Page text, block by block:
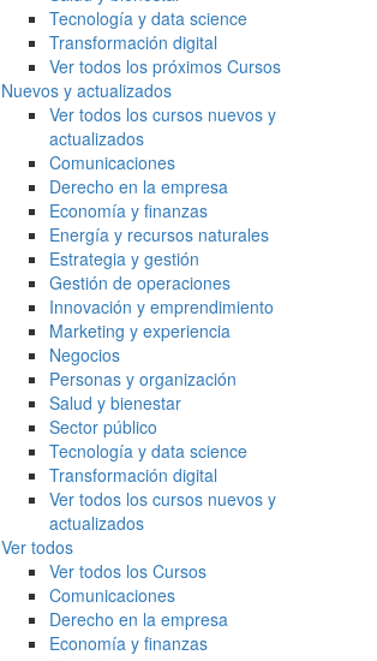
Tecnología y data science
Transformación digital
Ver todos los próximos Cursos
Nuevos y actualizados
Ver todos los cursos nuevos y
actualizados
Comunicaciones
Derecho en la empresa
Economía y finanzas
Energía y recursos naturales
Estrategia y gestión
Gestión de operaciones
Innovación y emprendimiento
Marketing y experiencia
Negocios
Personas y organización
Salud y bienestar
Sector público
Tecnología y data science
Transformación digital
Ver todos los cursos nuevos y
actualizados
Ver todos
Ver todos los Cursos
Comunicaciones
Derecho en la empresa
Economía y finanzas